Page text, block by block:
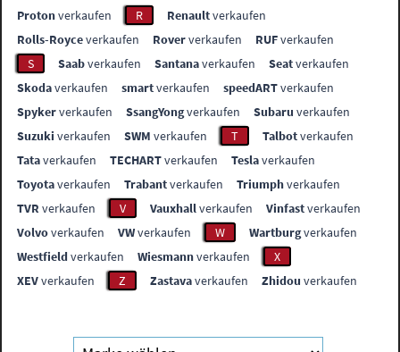
Protonverkaufen R Renaultverkaufen
Rolls-Royceverkaufen Roververkaufen RUFverkaufen
S
Saabverkaufen Santanaverkaufen Seatverkaufen
Skodaverkaufen smartverkaufen speedARTverkaufen
Spykerverkaufen SsangYongverkaufen Subaru verkaufen
Suzuki verkaufen SWM verkaufen T Talbotverkaufen
Tataverkaufen TECHARTverkaufen Teslaverkaufen
Toyotaverkaufen Trabantverkaufen Triumphverkaufen
TVR verkaufen V Vauxhallverkaufen Vinfastverkaufen
Volvoverkaufen VWverkaufen W Wartburgverkaufen
Westfieldverkaufen Wiesmannverkaufen
X
XEVverkaufen Z Zastavaverkaufen Zhidou verkaufen